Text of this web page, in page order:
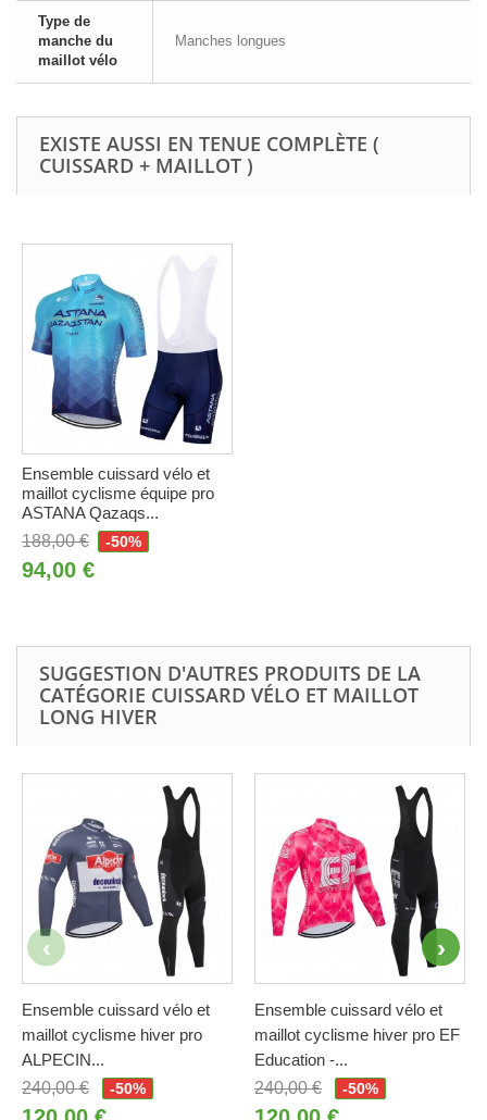
Type de
manche du
maillot vélo
Manches longues
EXISTE AUSSI EN TENUE COMPLÈTE (
CUISSARD + MAILLOT )
Ensemble cuissard vélo et
maillot cyclisme équipe pro
ASTANA Qazaqs...
188,00 €
-50%
94,00 €
SUGGESTION D'AUTRES PRODUITS DE LA
CATÉGORIE CUISSARD VÉLO ET MAILLOT
LONG HIVER
Ensemble cuissard vélo et
maillot cyclisme hiver pro
ALPECIN...
240,00 €
-50%
Ensemble cuissard vélo et
maillot cyclisme hiver pro EF
Education -...
240,00 €
-50%